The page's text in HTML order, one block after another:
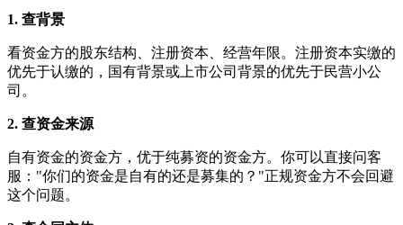
1. 查背景
看资金方的股东结构、注册资本、经营年限。注册资本实缴的
优先于认缴的，国有背景或上市公司背景的优先于民营小公
司。
2. 查资金来源
自有资金的资金方，优于纯募资的资金方。你可以直接问客
服："你们的资金是自有的还是募集的？"正规资金方不会回避
这个问题。